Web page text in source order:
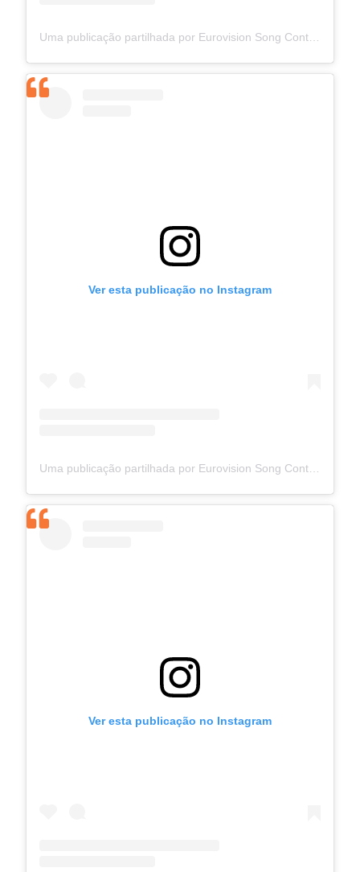
Ver esta publicação no Instagram
Ver esta publicação no Instagram